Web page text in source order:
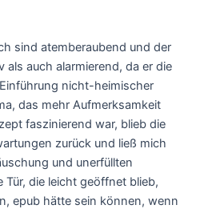
sind atemberaubend und der
auch alarmierend, da er die
nicht-heimischer
das mehr Aufmerksamkeit
faszinierend war, blieb die
zurück und ließ mich
und unerfüllten
Tür, die leicht geöffnet blieb,
epub hätte sein können, wenn